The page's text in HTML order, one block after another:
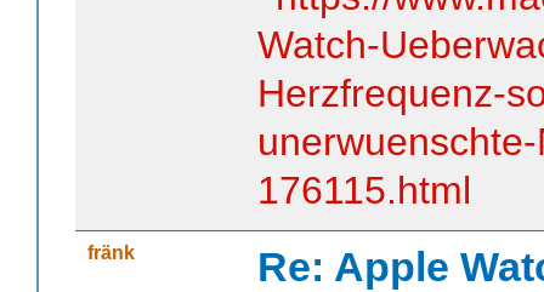
Watch-
Herzfrequenz-
176115.html
fränk Re: Apple